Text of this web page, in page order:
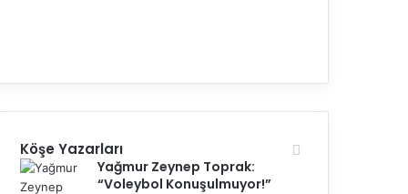
Köşe Yazarları
Yağmur Zeynep Toprak:
“Voleybol Konuşulmuyor!”